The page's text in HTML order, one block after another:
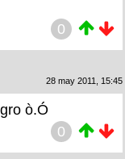
0
28 may 2011, 15:45
ò.Ó
0